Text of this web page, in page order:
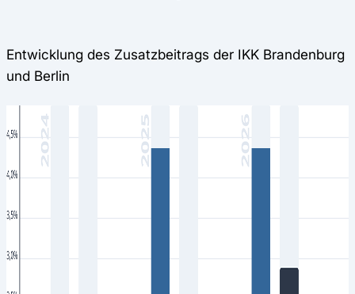
Entwicklung des Zusatzbeitrags der IKK Brandenburg
und Berlin